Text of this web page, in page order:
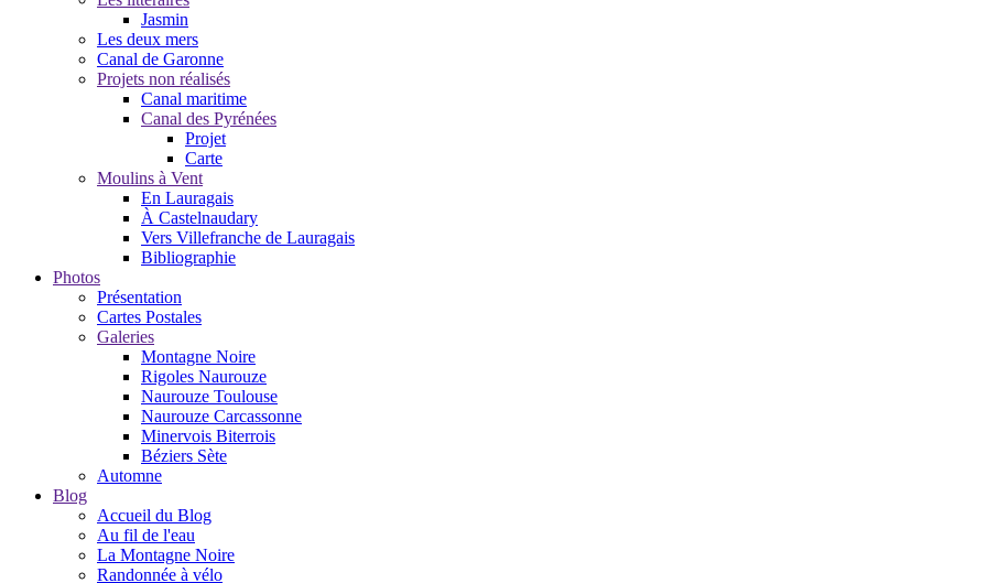
Jasmin
Les deux mers
Canal de Garonne
Projets non réalisés
Canal maritime
Canal des Pyrénées
Projet
Carte
Moulins à Vent
En Lauragais
À Castelnaudary
Vers Villefranche de Lauragais
Bibliographie
Photos
Présentation
Cartes Postales
Galeries
Montagne Noire
Rigoles Naurouze
Naurouze Toulouse
Naurouze Carcassonne
Minervois Biterrois
Béziers Sète
Automne
Blog
Accueil du Blog
Au fil de l'eau
La Montagne Noire
Randonnée à vélo